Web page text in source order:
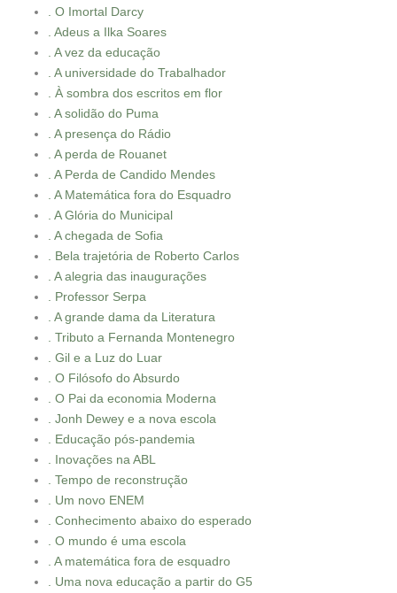
. O Imortal Darcy
. Adeus a Ilka Soares
. A vez da educação
. A universidade do Trabalhador
. À sombra dos escritos em flor
. A solidão do Puma
. A presença do Rádio
. A perda de Rouanet
. A Perda de Candido Mendes
. A Matemática fora do Esquadro
. A Glória do Municipal
. A chegada de Sofia
. Bela trajetória de Roberto Carlos
. A alegria das inaugurações
. Professor Serpa
. A grande dama da Literatura
. Tributo a Fernanda Montenegro
. Gil e a Luz do Luar
. O Filósofo do Absurdo
. O Pai da economia Moderna
. Jonh Dewey e a nova escola
. Educação pós-pandemia
. Inovações na ABL
. Tempo de reconstrução
. Um novo ENEM
. Conhecimento abaixo do esperado
. O mundo é uma escola
. A matemática fora de esquadro
. Uma nova educação a partir do G5